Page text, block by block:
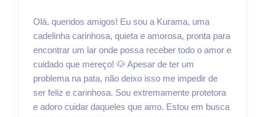
Olá, queridos amigos! Eu sou a Kurama, uma
cadelinha carinhosa, quieta e amorosa, pronta para
encontrar um lar onde possa receber todo o amor e
cuidado que mereço! 🐶 Apesar de ter um
problema na pata, não deixo isso me impedir de
ser feliz e carinhosa. Sou extremamente protetora
e adoro cuidar daqueles que amo. Estou em busca